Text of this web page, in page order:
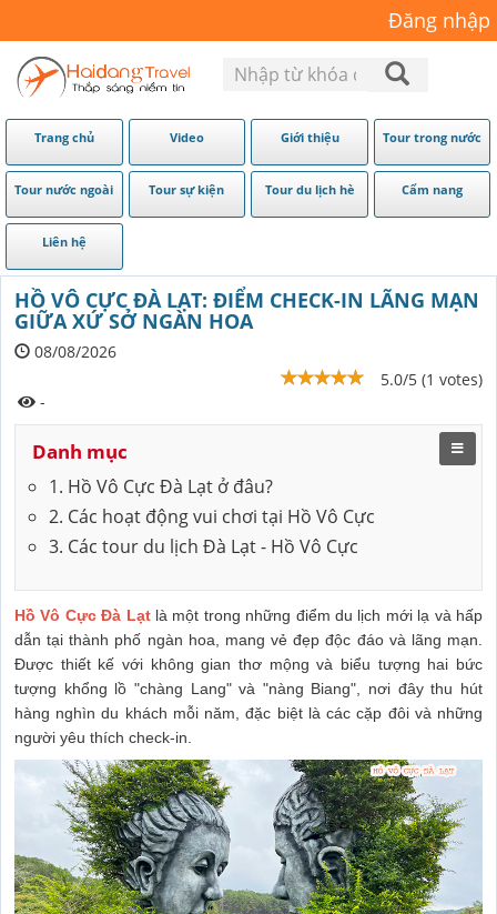
Đăng nhập
Trang chủ Video Giới thiệu Tour trong nước
Tour nước ngoài Tour sự kiện Tour du lịch hè Cẩm nang
Liên hệ
HỒ VÔ CỰC ĐÀ LẠT: ĐIỂM CHECK-IN LÃNG MẠN
GIỮA XỨ SỞ NGÀN HOA
08/08/2026
5.0/5 (1 votes)
-
Danh mục
1. Hồ Vô Cực Đà Lạt ở đâu?
2. Các hoạt động vui chơi tại Hồ Vô Cực
3. Các tour du lịch Đà Lạt - Hồ Vô Cực
Hồ Vô Cực Đà Lạtlà một trong những điểm du lịch mới lạ và hấp
dẫn tại thành phố ngàn hoa, mang vẻ đẹp độc đáo và lãng mạn.
Được thiết kế với không gian thơ mộng và biểu tượng hai bức
tượng khổng lồ "chàng Lang" và "nàng Biang", nơi đây thu hút
hàng nghìn du khách mỗi năm, đặc biệt là các cặp đôi và những
người yêu thích check-in.